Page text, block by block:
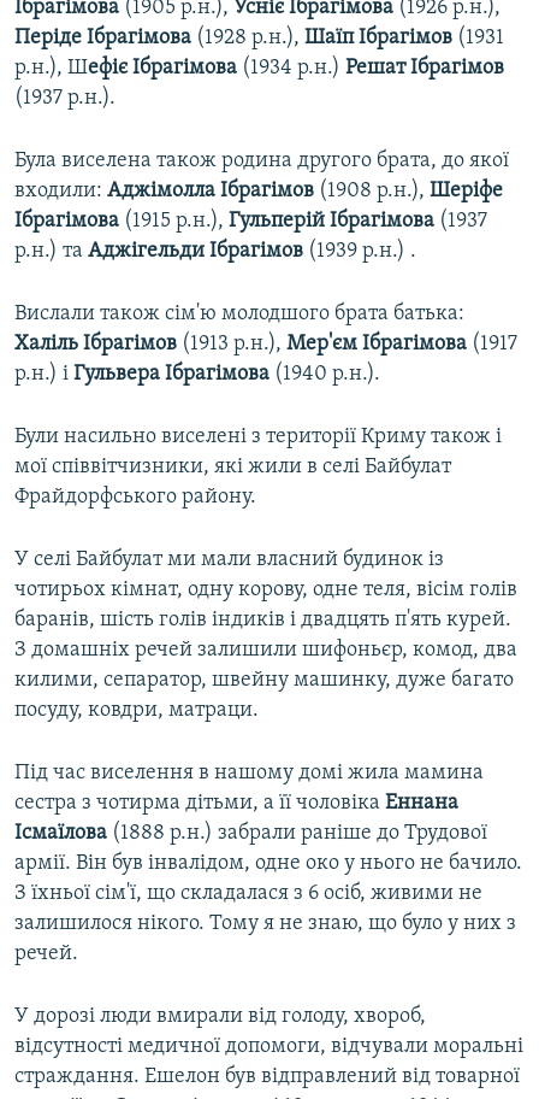
Ібрагімова (1905 р.н.), Усніє Ібрагімова (1926 р.н.),
Періде Ібрагімова (1928 р.н.), Шаїп Ібрагімов (1931
р.н.), Шефіє Ібрагімова (1934 р.н.) Решат Ібрагімов
(1937 р.н.).
Була виселена також родина другого брата, до якої
входили: Аджімолла Ібрагімов (1908 р.н.), Шеріфе
Ібрагімова (1915 р.н.), Гульперій Ібрагімова (1937
р.н.) та Аджігельди Ібрагімов (1939 р.н.) .
Вислали також сім'ю молодшого брата батька:
Халіль Ібрагімов (1913 р.н.), Мер'єм Ібрагімова (1917
р.н.) і Гульвера Ібрагімова (1940 р.н.).
Були насильно виселені з території Криму також і
мої співвітчизники, які жили в селі Байбулат
Фрайдорфського району.
У селі Байбулат ми мали власний будинок із
чотирьох кімнат, одну корову, одне теля, вісім голів
баранів, шість голів індиків і двадцять п'ять курей.
З домашніх речей залишили шифоньєр, комод, два
килими, сепаратор, швейну машинку, дуже багато
посуду, ковдри, матраци.
Під час виселення в нашому домі жила мамина
сестра з чотирма дітьми, а її чоловіка Еннана
Ісмаїлова (1888 р.н.) забрали раніше до Трудової
армії. Він був інвалідом, одне око у нього не бачило.
З їхньої сім'ї, що складалася з 6 осіб, живими не
залишилося нікого. Тому я не знаю, що було у них з
речей.
У дорозі люди вмирали від голоду, хвороб,
відсутності медичної допомоги, відчували моральні
страждання. Ешелон був відправлений від товарної